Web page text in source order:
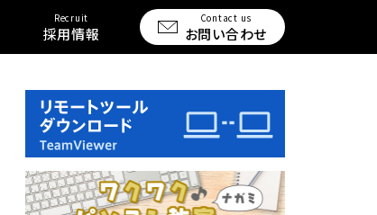
Recruit
採用情報
Contact us
お問い合わせ